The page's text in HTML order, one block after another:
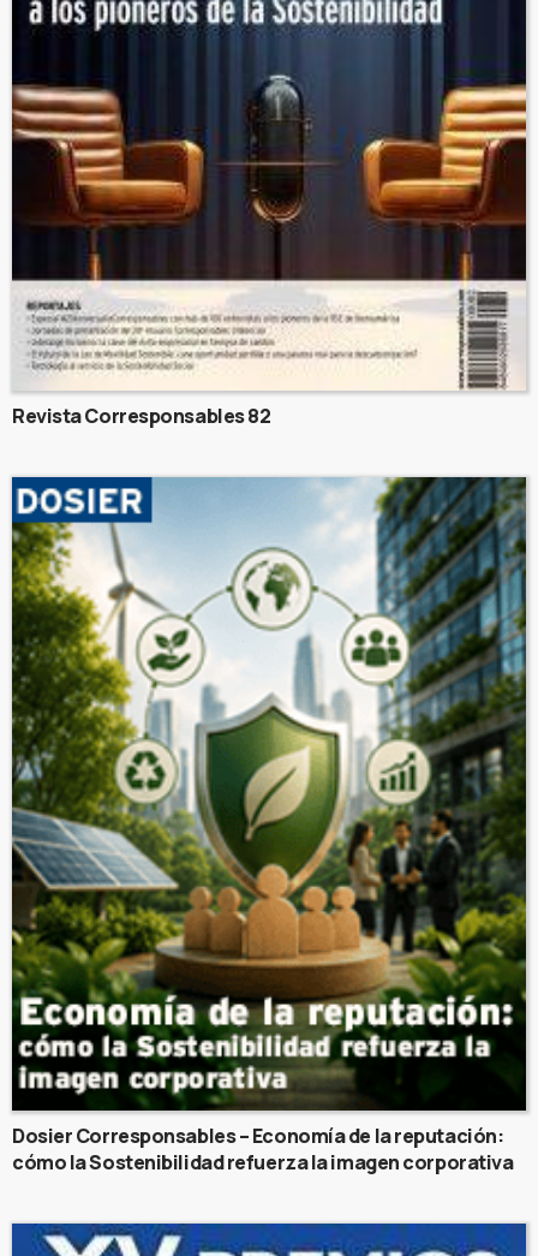
Revista Corresponsables 82
Dosier Corresponsables – Economía de la reputación:
cómo la Sostenibilidad refuerza la imagen corporativa